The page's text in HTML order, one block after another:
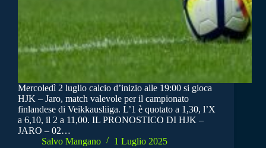
Mercoledì 2 luglio calcio d’inizio alle 19:00 si gioca
HJK – Jaro, match valevole per il campionato
finlandese di Veikkausliiga. L’1 è quotato a 1,30, l’X
a 6,10, il 2 a 11,00. IL PRONOSTICO DI HJK –
JARO – 02…
Salvo Mangano
1 Luglio 2025